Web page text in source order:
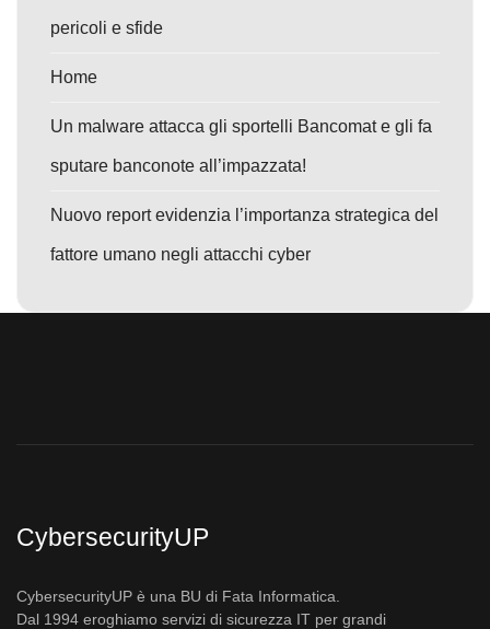
pericoli e sfide
Home
Un malware attacca gli sportelli Bancomat e gli fa
sputare banconote all’impazzata!
Nuovo report evidenzia l’importanza strategica del
fattore umano negli attacchi cyber
CybersecurityUP
CybersecurityUP è una BU di Fata Informatica.
Dal 1994 eroghiamo servizi di sicurezza IT per grandi